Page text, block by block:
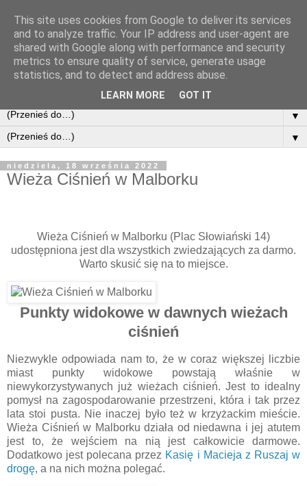
▼
▼
niedziela, 18 września 2022
Wieża Ciśnień w Malborku
Wieża Ciśnień w Malborku (Plac Słowiański 14)
udostępniona jest dla wszystkich zwiedzających za darmo.
Warto skusić się na to miejsce.
Punkty widokowe w dawnych wieżach
ciśnień
Niezwykle odpowiada nam to, że w coraz większej liczbie
miast punkty widokowe powstają właśnie w
niewykorzystywanych już wieżach ciśnień. Jest to idealny
pomysł na zagospodarowanie przestrzeni, która i tak przez
lata stoi pusta. Nie inaczej było też w krzyżackim mieście.
Wieża Ciśnień w Malborku działa od niedawna i jej atutem
jest to, że wejściem na nią jest całkowicie darmowe.
Dodatkowo jest polecana przez Kasię i Macieja z Ruszaj w
drogę, a na nich można polegać.
This site uses cookies from Google to deliver its services
and to analyze traffic. Your IP address and user-agent are
shared with Google along with performance and security
metrics to ensure quality of service, generate usage
statistics, and to detect and address abuse.
LEARN MORE GOT IT